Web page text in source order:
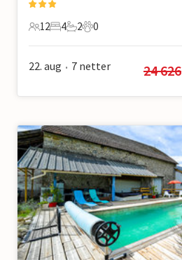
12 Gjester
12
4 Soverom
4
2 Bad
2
0 Kjæledyr
0
22. aug • 7 netter 24 626